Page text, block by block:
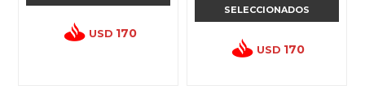
USD 170
SELECCIONADOS
USD 170